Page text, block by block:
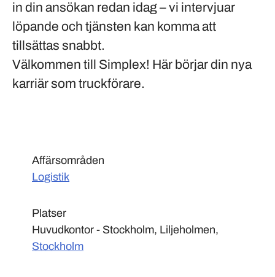
in din ansökan redan idag – vi intervjuar
löpande och tjänsten kan komma att
tillsättas snabbt.
Välkommen till Simplex! Här börjar din nya
karriär som truckförare.
Affärsområden
Logistik
Platser
Huvudkontor - Stockholm, Liljeholmen,
Stockholm